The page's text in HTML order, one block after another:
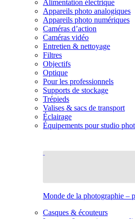
Alimentation électrique
Appareils photo analogiques
Appareils photo numériques
Caméras d’action
Caméras vidéo
Entretien & nettoyage
Filtres
Objectifs
Optique
Pour les professionnels
Supports de stockage
Trépieds
Valises & sacs de transport
Éclairage
Équipements pour studio
Monde de la photographie –
Casques & écouteurs